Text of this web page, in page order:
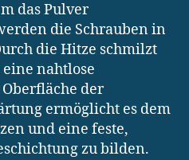
das Pulver
die Schrauben in
die Hitze schmilzt
nahtlose
der
ermöglicht es dem
und eine feste,
zu bilden.